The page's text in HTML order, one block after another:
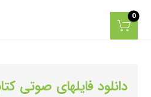
دانلود فایلهای صوتی